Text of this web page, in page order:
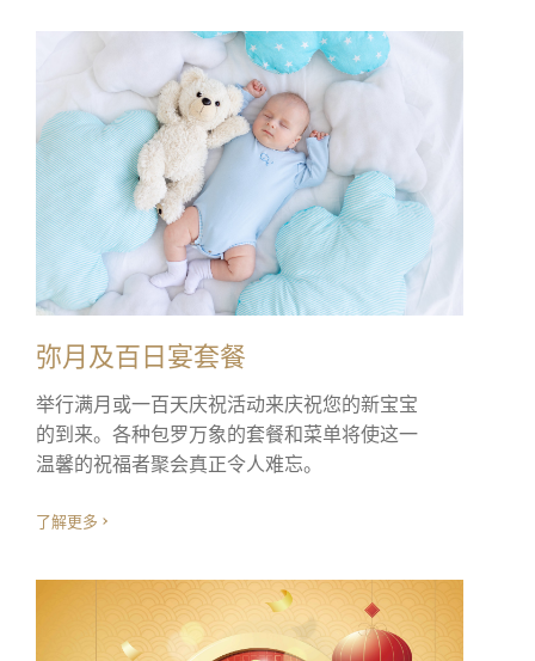
弥月及百日宴套餐
举行满月或一百天庆祝活动来庆祝您的新宝宝
的到来。各种包罗万象的套餐和菜单将使这一
温馨的祝福者聚会真正令人难忘。
了解更多